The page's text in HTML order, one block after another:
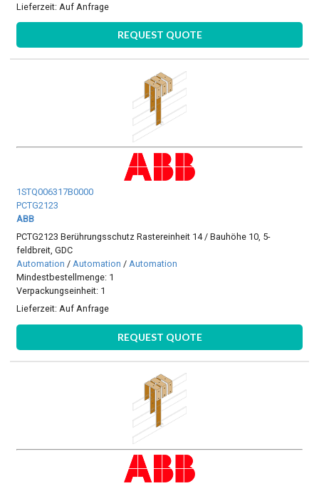
Lieferzeit: Auf Anfrage
REQUEST QUOTE
1STQ006317B0000
PCTG2123
ABB
PCTG2123 Berührungsschutz Rastereinheit 14 / Bauhöhe 10, 5-
feldbreit, GDC
Automation /Automation /Automation
Mindestbestellmenge: 1
Verpackungseinheit: 1
Lieferzeit:Auf Anfrage
REQUEST QUOTE